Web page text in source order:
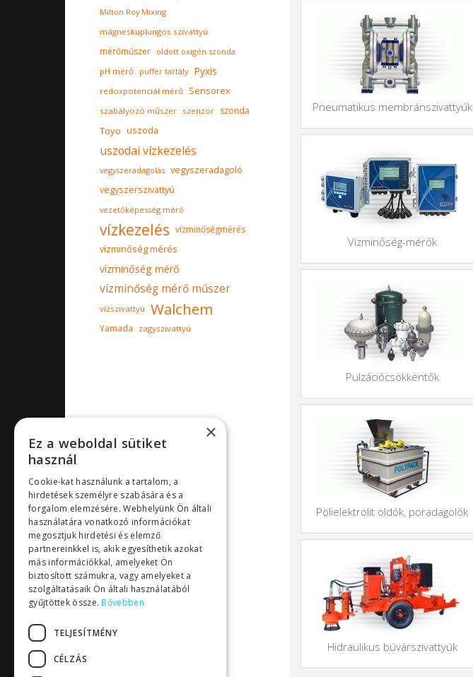
Pneumatikus membránszivattyúk
Vízminőség-mérők
Pulzációcsökkentők
Polielektrolit oldók, poradagolók
Hidraulikus búvárszivattyúk
Milton Roy Mixing
mágneskuplungos szivattyú
mérőműszer oldott oxigén szonda
pH mérő puffer tartály Pyxis
redoxpotenciál mérő Sensorex
szabályozó műszer szenzor szonda
Toyo uszoda
uszodai vízkezelés
vegyszeradagolás vegyszeradagoló
vegyszerszivattyú
vezetőképesség mérő
vízkezelés vízminőségmérés
vízminőség mérés
vízminőség mérő
vízminőség mérő műszer
vízszivattyú Walchem
Yamada zagyszivattyú
×
Ez a weboldal sütiket
használ
Cookie-kat használunk a tartalom, a
hirdetések személyre szabására és a
forgalom elemzésére. Webhelyünk Ön általi
használatára vonatkozó információkat
megosztjuk hirdetési és elemző
partnereinkkel is, akik egyesíthetik azokat
más információkkal, amelyeket Ön
biztosított számukra, vagy amelyeket a
szolgáltatásaik Ön általi használatából
gyűjtöttek össze. Bővebben
TELJESÍTMÉNY
CÉLZÁS